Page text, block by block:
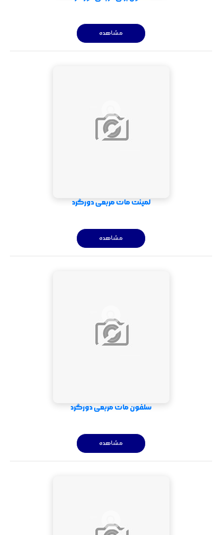
مشاهده
لمینت مات مربعی دورگرد
مشاهده
سلفون مات مربعی دورگرد
مشاهده